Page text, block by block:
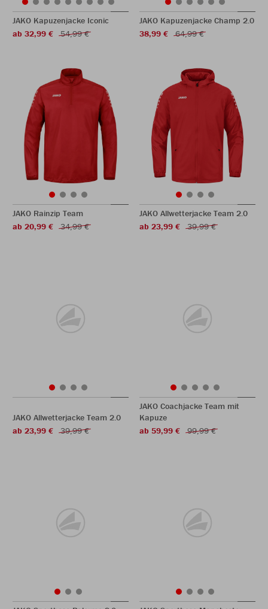
JAKO Kapuzenjacke Iconic
ab 32,99 €
54,99 €
JAKO Kapuzenjacke Champ 2.0
38,99 €
64,99 €
JAKO Rainzip Team
ab 20,99 €
34,99 €
JAKO Allwetterjacke Team 2.0
ab 23,99 €
39,99 €
JAKO Allwetterjacke Team 2.0
ab 23,99 €
39,99 €
JAKO Coachjacke Team mit
Kapuze
ab 59,99 €
99,99 €